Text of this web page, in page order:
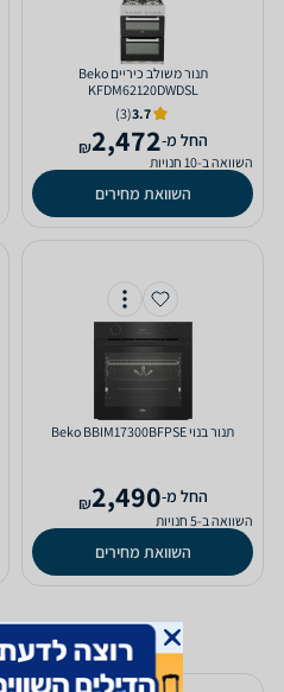
‏תנור משולב כיריים Beko
KFDM62120DWDSL
3.7
(3)
‫החל מ-2,472
₪
השוואה ב-10 חנויות
השוואת מחירים
‏תנור בנוי Beko BBIM17300BFPSE
‫החל מ-2,490
₪
השוואה ב-5 חנויות
השוואת מחירים